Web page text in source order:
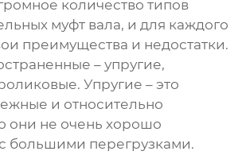
количество типов
муфт вала, и для каждого
преимущества и недостатки.
– упругие,
Упругие – это
и относительно
они не очень хорошо
большими перегрузками.